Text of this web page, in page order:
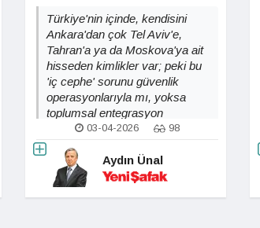
Türkiye'nin içinde, kendisini
Ankara'dan çok Tel Aviv'e,
Tahran'a ya da Moskova'ya ait
hisseden kimlikler var; peki bu
'iç cephe' sorunu güvenlik
operasyonlarıyla mı, yoksa
toplumsal entegrasyon
politikalarıyla mı çözülebilir?
03-04-2026 98
Aydın Ünal